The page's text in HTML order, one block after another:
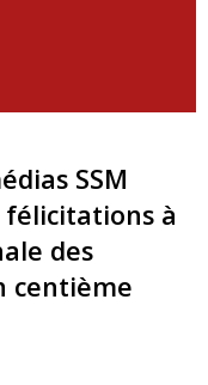
SSM
félicitations à
des
centième